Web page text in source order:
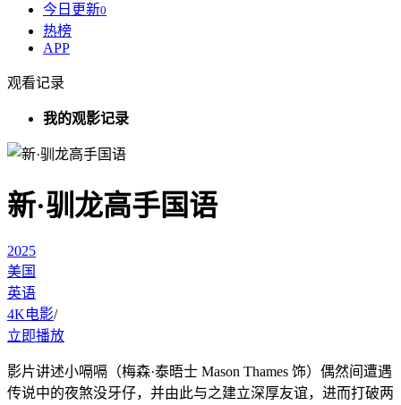
今日更新0
热榜
APP
观看记录
我的观影记录
新·驯龙高手国语
2025
美国
英语
4K电影/
立即播放
影片讲述小嗝嗝（梅森·泰晤士 Mason Thames 饰）偶然间遭遇
传说中的夜煞没牙仔，并由此与之建立深厚友谊，进而打破两